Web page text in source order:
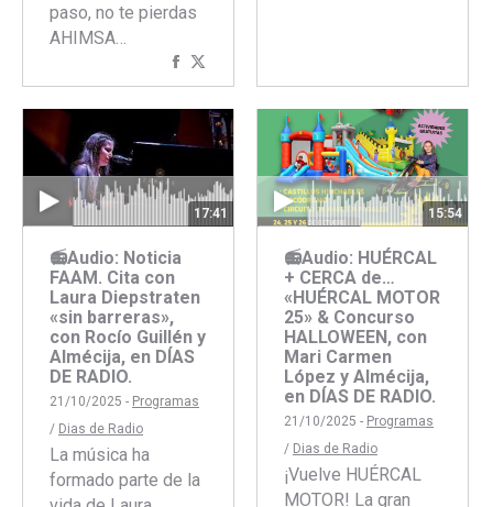
paso, no te pierdas
AHIMSA…
Compartir
con
Facebook
con
Twitter
17:41
📻Audio: Noticia
FAAM. Cita con
Laura Diepstraten
«sin barreras»,
con Rocío Guillén y
Almécija, en DÍAS
DE RADIO.
21/10/2025 - Programas
/ Dias de Radio
La música ha
formado parte de la
15:54
📻Audio: HUÉRCAL
+ CERCA de…
«HUÉRCAL MOTOR
25» & Concurso
HALLOWEEN, con
Mari Carmen
López y Almécija,
en DÍAS DE RADIO.
21/10/2025 - Programas
/ Dias de Radio
¡Vuelve HUÉRCAL
MOTOR! La gran